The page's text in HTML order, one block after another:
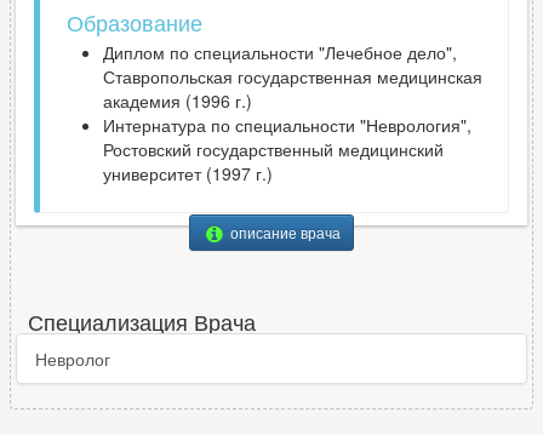
Образование
Диплом по специальности "Лечебное дело",
Ставропольская государственная медицинская
академия (1996 г.)
Интернатура по специальности "Неврология",
Ростовский государственный медицинский
университет (1997 г.)
описание врача
Специализация Врача
Невролог